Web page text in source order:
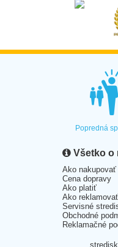
Popredná
Všetko o
Ako nakupovať
Cena dopravy
Ako platiť
Ako reklamovať
Servisné
Obchodné
Reklamačné